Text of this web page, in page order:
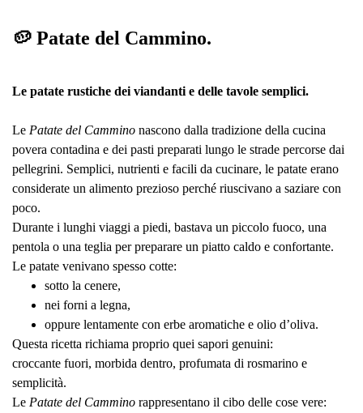
🥔 Patate del Cammino.
Le patate rustiche dei viandanti e delle tavole semplici.
Le Patate del Cammino nascono dalla tradizione della cucina
povera contadina e dei pasti preparati lungo le strade percorse dai
pellegrini. Semplici, nutrienti e facili da cucinare, le patate erano
considerate un alimento prezioso perché riuscivano a saziare con
poco.
Durante i lunghi viaggi a piedi, bastava un piccolo fuoco, una
pentola o una teglia per preparare un piatto caldo e confortante.
Le patate venivano spesso cotte:
sotto la cenere,
nei forni a legna,
oppure lentamente con erbe aromatiche e olio d’oliva.
Questa ricetta richiama proprio quei sapori genuini:
croccante fuori, morbida dentro, profumata di rosmarino e
semplicità.
Le Patate del Cammino rappresentano il cibo delle cose vere: